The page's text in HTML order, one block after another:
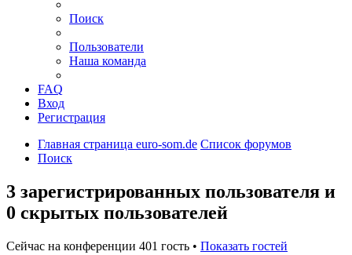
Поиск
Пользователи
Наша команда
FAQ
Вход
Регистрация
Главная страница euro-som.de Список форумов
Поиск
3 зарегистрированных пользователя и
0 скрытых пользователей
Сейчас на конференции 401 гость • Показать гостей